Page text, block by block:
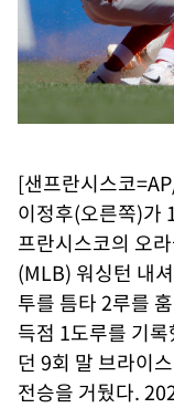
[샌프란시스코
이정후(오른쪽)가
프란시스코의 오
(MLB) 워싱턴 내
투를 틈타 2루를
득점 1도루를 기
던 9회 말 브라이
전승을 거뒀다.